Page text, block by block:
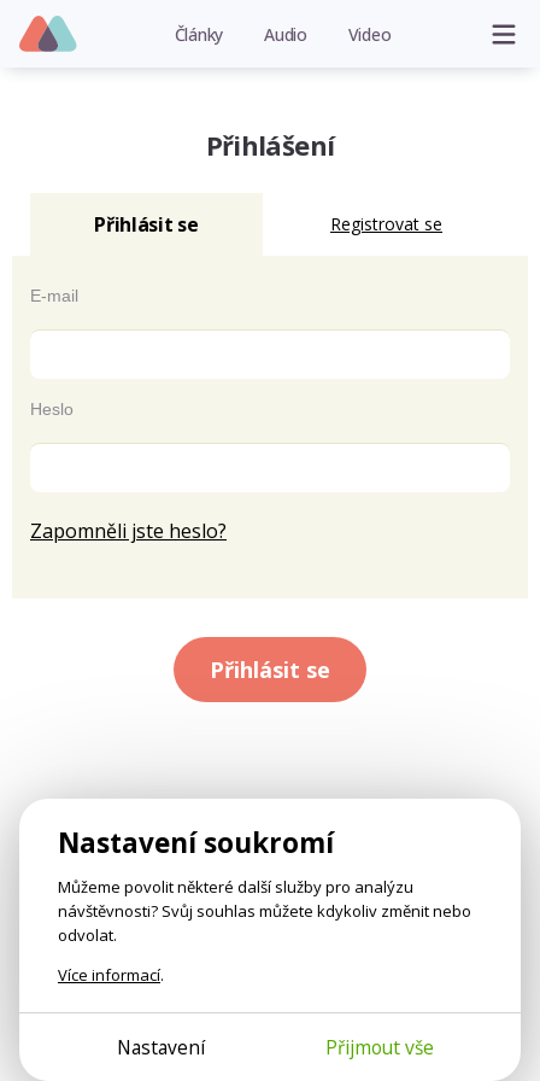
Články Audio Video
Přihlášení
Přihlásit se Registrovat se
E-mail
Heslo
Zapomněli jste heslo?
Přihlásit se
Nastavení soukromí
Můžeme povolit některé další služby pro analýzu
návštěvnosti? Svůj souhlas můžete kdykoliv změnit nebo
odvolat.
Více informací.
Nastavení Přijmout vše